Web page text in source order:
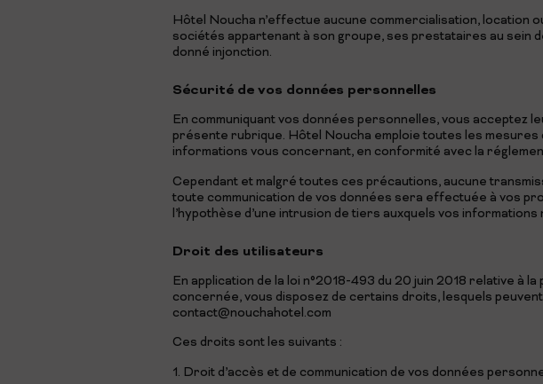
Hôtel Noucha n’effectue aucune commercialisation, location
sociétés appartenant à son groupe, ses prestataires au sein
donné injonction.
Sécurité de vos données personnelles
En communiquant vos données personnelles, vous
présente rubrique. Hôtel Noucha emploie toutes les
informations vous concernant, en conformité avec la
Cependant et malgré toutes ces précautions, aucune
toute communication de vos données sera effectuée à vos
l’hypothèse d’une intrusion de tiers auxquels vos
Droit des utilisateurs
En application de la loi n°2018-493 du 20 juin 2018 relative à
concernée, vous disposez de certains droits, lesquels
contact@nouchahotel.com
Ces droits sont les suivants :
1. Droit d’accès et de communication de vos données